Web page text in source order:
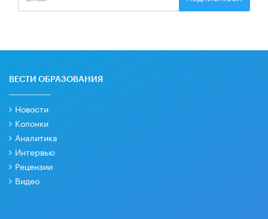
ВЕСТИ ОБРАЗОВАНИЯ
Новости
Колонки
Аналитика
Интервью
Рецензии
Видео